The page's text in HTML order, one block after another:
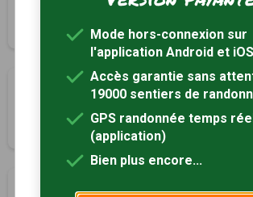
Orgnac-l'Aven, Ardèche (07)
5.9 km
La mine au bois Dormant
9 km Tracé GPS
La chapelle Lachamp
Mode hors-connexion sur
l'application Android et iOS
Accès garantie sans
19000 sentiers de
GPS randonnée temps
(application)
Bien plus encore...